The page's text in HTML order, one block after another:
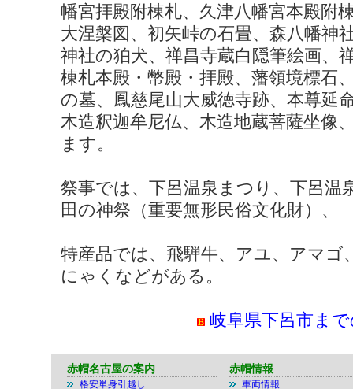
幡宮拝殿附棟札、久津八幡宮本殿附
大涅槃図、初矢峠の石畳、森八幡神
神社の狛犬、禅昌寺蔵白隠筆絵画、
棟札本殿・幣殿・拝殿、藩領境標石
の墓、鳳慈尾山大威徳寺跡、本尊延
木造釈迦牟尼仏、木造地蔵菩薩坐像
ます。
祭事では、下呂温泉まつり、下呂温
田の神祭（重要無形民俗文化財）、
特産品では、飛騨牛、アユ、アマ
にゃくなどがある。
岐阜県下呂市ま
赤帽名古屋の案内
格安単身引越し
赤帽情報
車両情報